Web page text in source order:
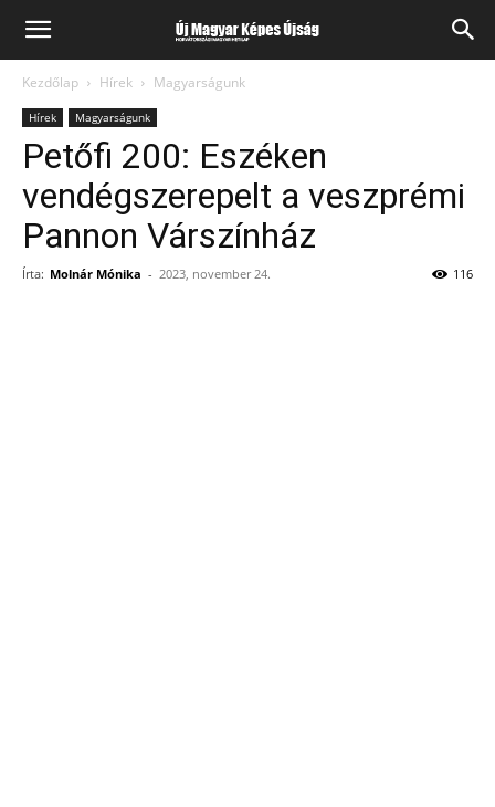
Kezdőlap Hírek Magyarságunk
Hírek Magyarságunk
Petőfi 200: Eszéken
vendégszerepelt a veszprémi
Pannon Várszínház
Írta: Molnár Mónika - 2023, november 24. 116